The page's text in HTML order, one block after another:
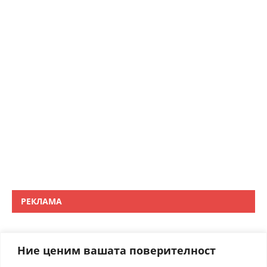
Ние ценим вашата поверителност
РЕКЛАМА